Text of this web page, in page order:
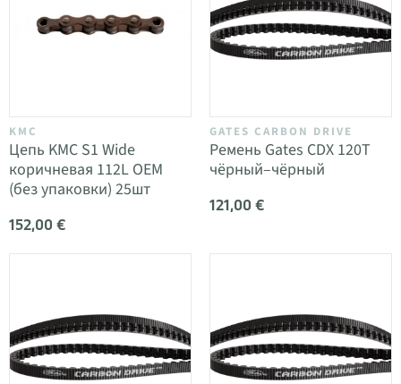
KMC
Цепь KMC S1 Wide
коричневая 112L OEM
(без упаковки) 25шт
152,00 €
GATES CARBON DRIVE
Ремень Gates CDX 120T
чёрный–чёрный
121,00 €